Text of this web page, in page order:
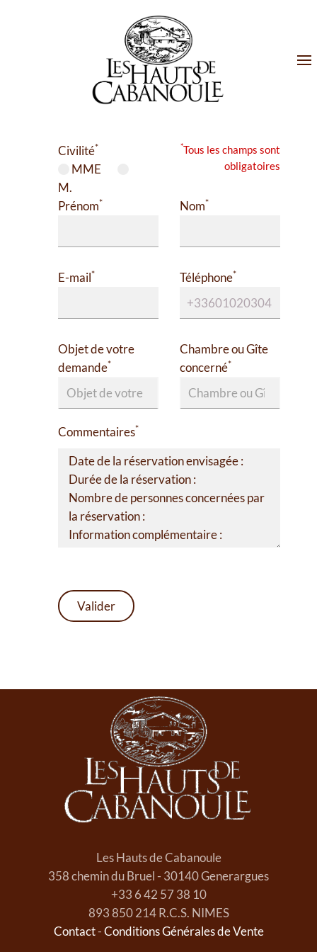
Civilité*
MME
M.
*Tous les champs sont
obligatoires
Prénom* Nom*
E-mail* Téléphone*
Objet de votre
demande*
Chambre ou Gîte
concerné*
Commentaires*
Valider
Les Hauts de Cabanoule
358 chemin du Bruel - 30140 Generargues
+33 6 42 57 38 10
893 850 214 R.C.S. NIMES
Contact-Conditions Générales de Vente